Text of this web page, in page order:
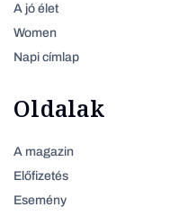
A jó élet
Women
Napi címlap
Oldalak
A magazin
Előfizetés
Esemény